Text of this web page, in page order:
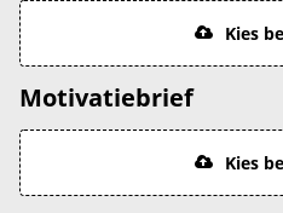
Kies
Motivatiebrief
Kies